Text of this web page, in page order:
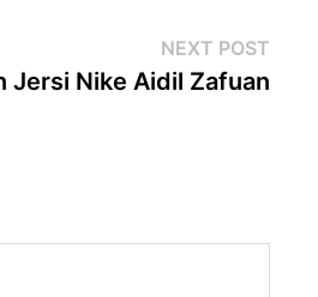
NEXT POSTNext
Jersi Nike Aidil Zafuan